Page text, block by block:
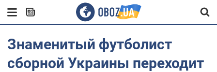
Знаменитый футболист
сборной Украины переходит